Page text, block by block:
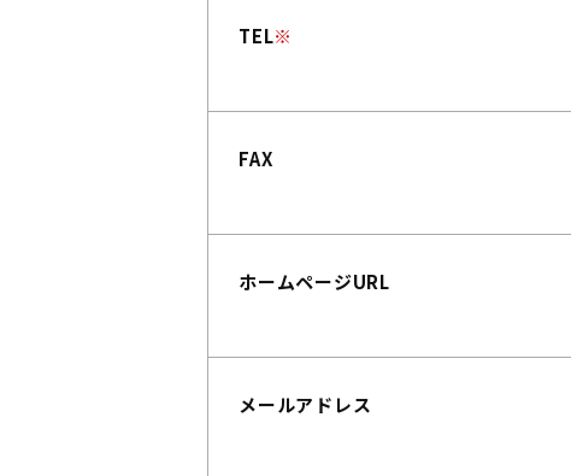
TEL※
FAX
ホームページURL
メールアドレス